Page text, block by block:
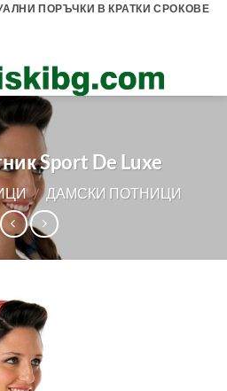
ПОРЪЧКИ В КРАТКИ СРОКОВЕ
Sport De Luxe
/ ДАМСКИ ПОТНИЦИ